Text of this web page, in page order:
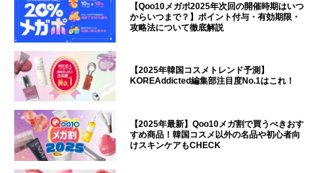
【Qoo10メガポ2025年次回の開催時期はいつ
からいつまで？】ポイント付与・有効期限・
攻略法について徹底解説
【2025年韓国コスメトレンド予測】
KOREAddicted編集部注目度No.1はこれ！
【2025年最新】Qoo10メガ割で買うべきおす
すめ商品！韓国コスメ以外の名品や初心者向
けスキンケアもCHECK